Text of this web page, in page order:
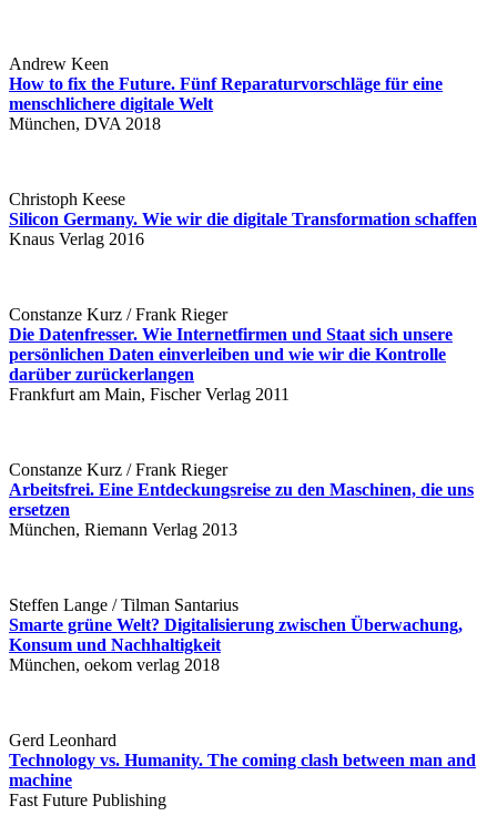
Andrew Keen
How to fix the Future. Fünf Reparaturvorschläge für eine
menschlichere digitale Welt
München, DVA 2018
Christoph Keese
Silicon Germany. Wie wir die digitale Transformation schaffen
Knaus Verlag 2016
Constanze Kurz / Frank Rieger
Die Datenfresser. Wie Internetfirmen und Staat sich unsere
persönlichen Daten einverleiben und wie wir die Kontrolle
darüber zurückerlangen
Frankfurt am Main, Fischer Verlag 2011
Constanze Kurz / Frank Rieger
Arbeitsfrei. Eine Entdeckungsreise zu den Maschinen, die uns
ersetzen
München, Riemann Verlag 2013
Steffen Lange / Tilman Santarius
Smarte grüne Welt? Digitalisierung zwischen Überwachung,
Konsum und Nachhaltigkeit
München, oekom verlag 2018
Gerd Leonhard
Technology vs. Humanity. The coming clash between man and
machine
Fast Future Publishing